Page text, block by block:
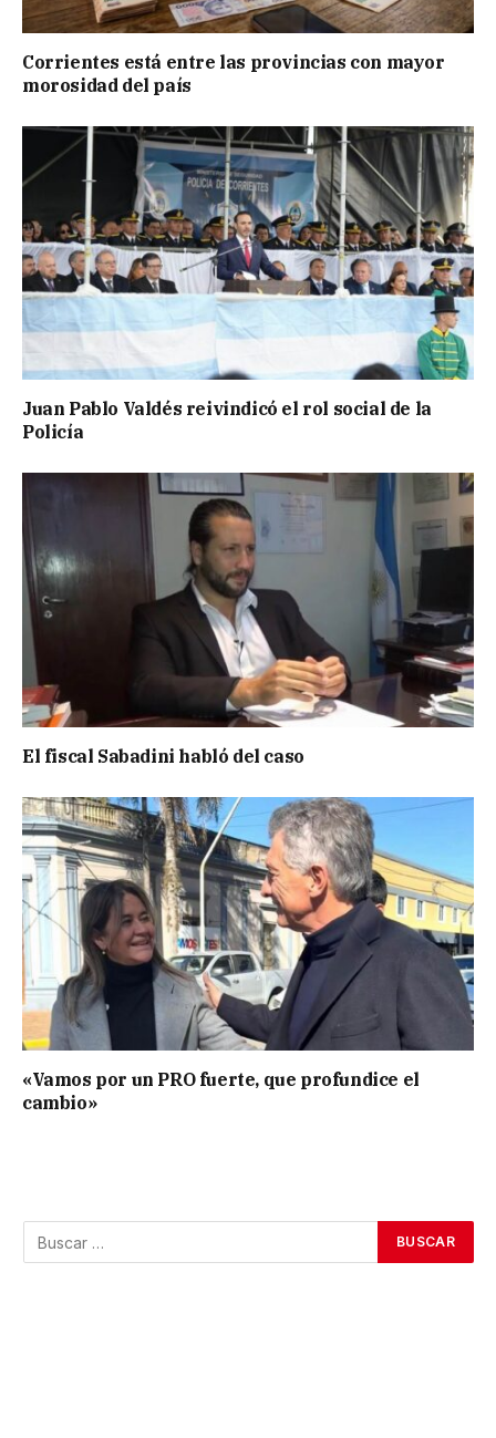
Corrientes está entre las provincias con mayor
morosidad del país
Juan Pablo Valdés reivindicó el rol social de la
Policía
El fiscal Sabadini habló del caso
«Vamos por un PRO fuerte, que profundice el
cambio»